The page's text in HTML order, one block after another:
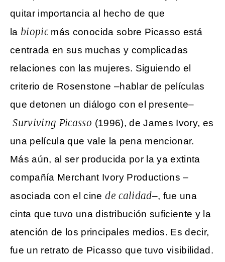
quitar importancia al hecho de que
la biopic más conocida sobre Picasso está
centrada en sus muchas y complicadas
relaciones con las mujeres. Siguiendo el
criterio de Rosenstone –hablar de películas
que detonen un diálogo con el presente–
Surviving Picasso (1996), de James Ivory, es
una película que vale la pena mencionar.
Más aún, al ser producida por la ya extinta
compañía Merchant Ivory Productions –
asociada con el cinede calidad–, fue una
cinta que tuvo una distribución suficiente y la
atención de los principales medios. Es decir,
fue un retrato de Picasso que tuvo visibilidad.